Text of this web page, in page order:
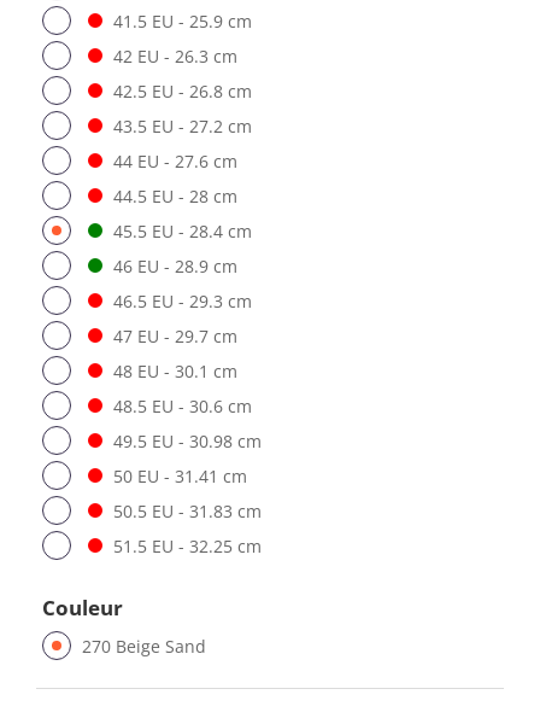
41.5 EU - 25.9 cm
42 EU - 26.3 cm
42.5 EU - 26.8 cm
43.5 EU - 27.2 cm
44 EU - 27.6 cm
44.5 EU - 28 cm
45.5 EU - 28.4 cm
46 EU - 28.9 cm
46.5 EU - 29.3 cm
47 EU - 29.7 cm
48 EU - 30.1 cm
48.5 EU - 30.6 cm
49.5 EU - 30.98 cm
50 EU - 31.41 cm
50.5 EU - 31.83 cm
51.5 EU - 32.25 cm
Couleur
270 Beige Sand